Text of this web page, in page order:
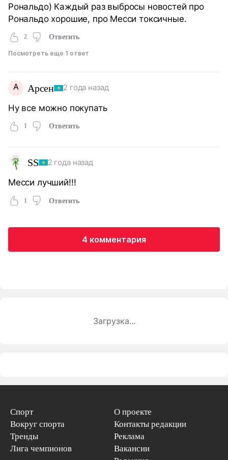
Рональдо) Каждый раз выбросы новостей про
Рональдо хорошие, про Месси токсичные.
2 Ответить
Посмотреть еще 1 ответ
А Арсен 2 года назад
Ну все можно покупать
1 Ответить
SS 2 года назад
Месси лучший!!!
1 Ответить
4 комментария
Загрузка...
Спорт
Вокруг спорта
Тренды
Лига чемпионов
О проекте
Контакты редакции
Реклама
Вакансии